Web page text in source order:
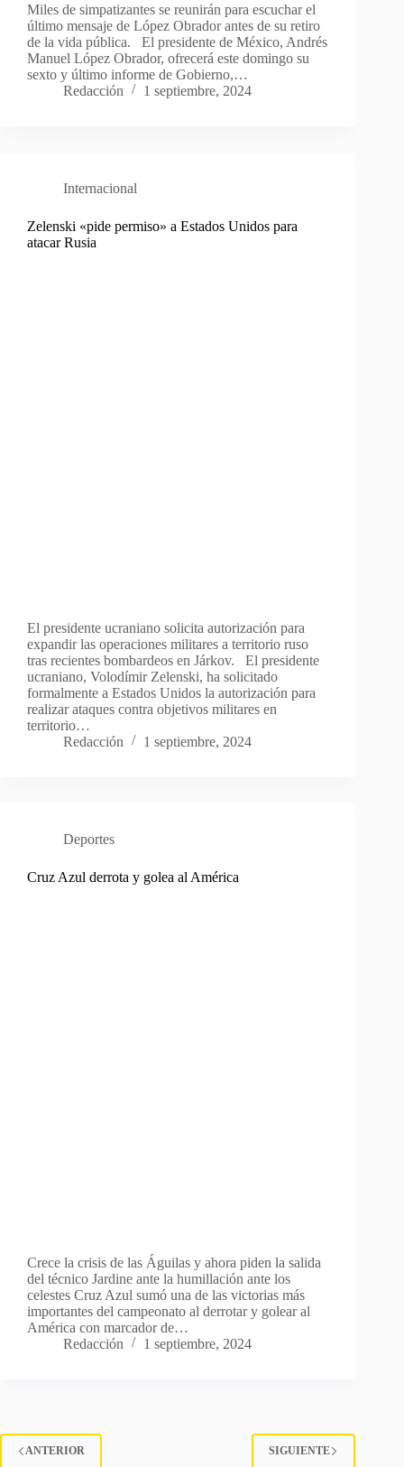
Miles de simpatizantes se reunirán para escuchar el
último mensaje de López Obrador antes de su retiro
de la vida pública. El presidente de México, Andrés
Manuel López Obrador, ofrecerá este domingo su
sexto y último informe de Gobierno,…
Redacción
1 septiembre, 2024
Internacional
Zelenski «pide permiso» a Estados Unidos para
atacar Rusia
El presidente ucraniano solicita autorización para
expandir las operaciones militares a territorio ruso
tras recientes bombardeos en Járkov. El presidente
ucraniano, Volodímir Zelenski, ha solicitado
formalmente a Estados Unidos la autorización para
realizar ataques contra objetivos militares en
territorio…
Redacción
1 septiembre, 2024
Deportes
Cruz Azul derrota y golea al América
Crece la crisis de las Águilas y ahora piden la salida
del técnico Jardine ante la humillación ante los
celestes Cruz Azul sumó una de las victorias más
importantes del campeonato al derrotar y golear al
América con marcador de…
Redacción
1 septiembre, 2024
ANTERIOR SIGUIENTE